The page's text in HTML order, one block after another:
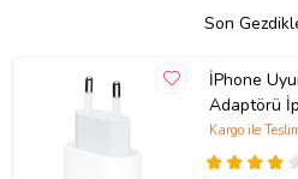
Son
İPhone
Adaptörü
Modellerine
Kargo ile